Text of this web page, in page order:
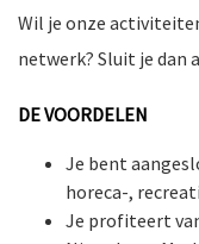
Wil je onze
netwerk? Sluit je dan
DE VOORDELEN
Je bent
horeca-,
Je profiteert